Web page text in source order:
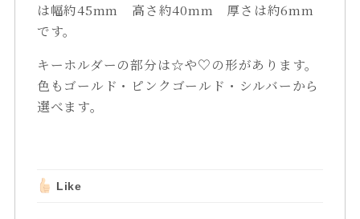
は幅約45mm 高さ約40mm 厚さは約6mm
です。
キーホルダーの部分は☆や♡の形があります。
色もゴールド・ピンクゴールド・シルバーから
選べます。
Like